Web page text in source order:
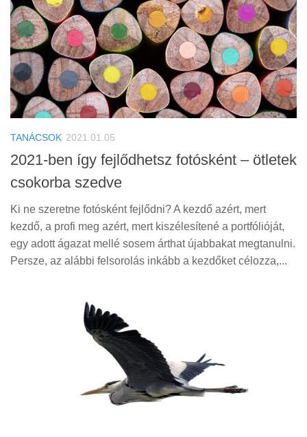
TANÁCSOK 2021.01.05
2021-ben így fejlődhetsz fotósként – ötletek
csokorba szedve
Ki ne szeretne fotósként fejlődni? A kezdő azért, mert
kezdő, a profi meg azért, mert kiszélesítené a portfólióját,
egy adott ágazat mellé sosem árthat újabbakat megtanulni.
Persze, az alábbi felsorolás inkább a kezdőket célozza,...